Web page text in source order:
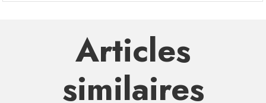
Articles
similaires